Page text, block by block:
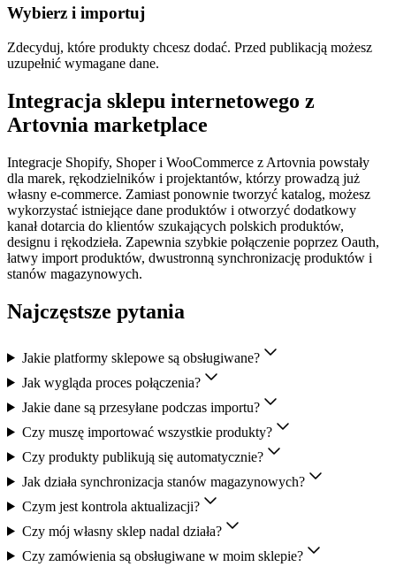
Wybierz i importuj
Zdecyduj, które produkty chcesz dodać. Przed publikacją możesz
uzupełnić wymagane dane.
Integracja sklepu internetowego z
Artovnia marketplace
Integracje Shopify, Shoper i WooCommerce z Artovnia powstały
dla marek, rękodzielników i projektantów, którzy prowadzą już
własny e-commerce. Zamiast ponownie tworzyć katalog, możesz
wykorzystać istniejące dane produktów i otworzyć dodatkowy
kanał dotarcia do klientów szukających polskich produktów,
designu i rękodzieła. Zapewnia szybkie połączenie poprzez Oauth,
łatwy import produktów, dwustronną synchronizację produktów i
stanów magazynowych.
Najczęstsze pytania
Jakie platformy sklepowe są obsługiwane?
Jak wygląda proces połączenia?
Jakie dane są przesyłane podczas importu?
Czy muszę importować wszystkie produkty?
Czy produkty publikują się automatycznie?
Jak działa synchronizacja stanów magazynowych?
Czym jest kontrola aktualizacji?
Czy mój własny sklep nadal działa?
Czy zamówienia są obsługiwane w moim sklepie?